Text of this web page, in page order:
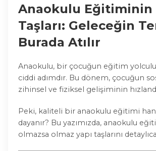
Anaokulu Eğitiminin
Taşları: Geleceğin
Burada Atılır
Anaokulu, bir çocuğun eğitim
ciddi adımdır. Bu dönem, çocuğun
zihinsel ve fiziksel gelişiminin
Çekmeköy’de bulunanOkutgen
olarak biz de bu sürecin öneminin
çocuklarımızın geleceğine sağlam
Peki, kaliteli bir anaokulu eğitimi
dayanır? Bu yazımızda, anaokulu
olmazsa olmaz yapı taşlarını